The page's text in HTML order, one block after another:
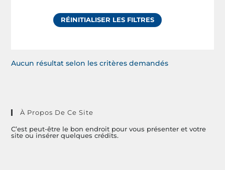
RÉINITIALISER LES FILTRES
Aucun résultat selon les critères demandés
À Propos De Ce Site
C’est peut-être le bon endroit pour vous présenter et votre
site ou insérer quelques crédits.